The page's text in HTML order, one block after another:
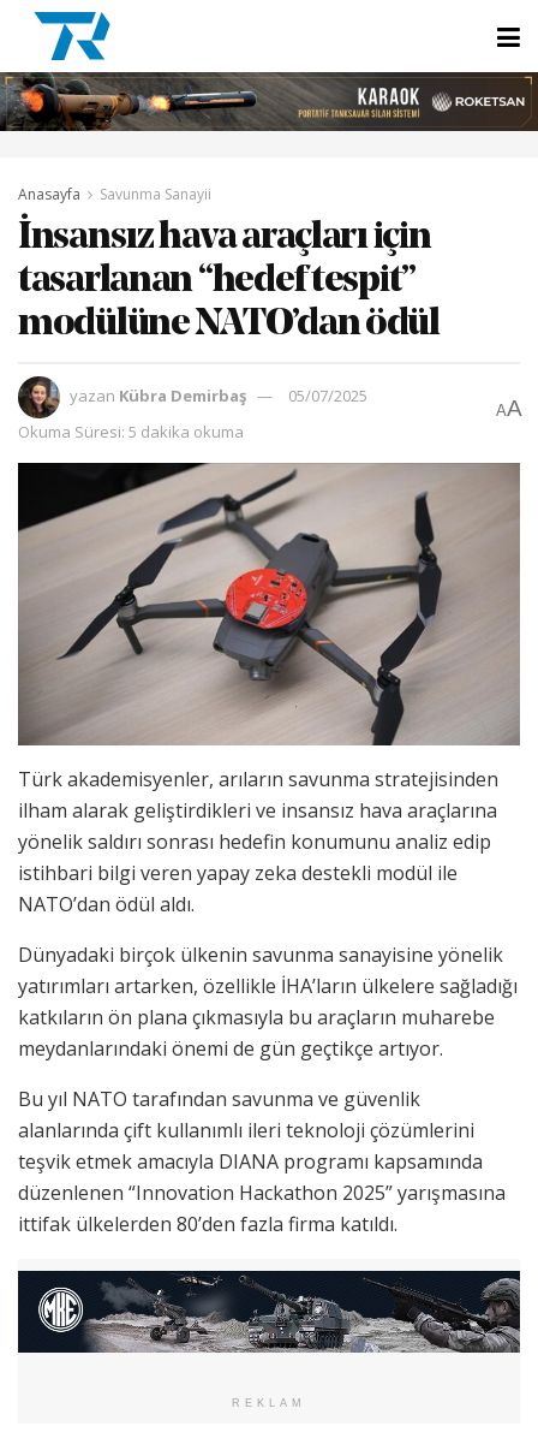
Anasayfa Savunma Sanayii
İnsansız hava araçları için
tasarlanan “hedef tespit”
modülüne NATO’dan ödül
yazan Kübra Demirbaş
05/07/2025
Okuma Süresi: 5 dakika okuma
AA
Türk akademisyenler, arıların savunma stratejisinden
ilham alarak geliştirdikleri ve insansız hava araçlarına
yönelik saldırı sonrası hedefin konumunu analiz edip
istihbari bilgi veren yapay zeka destekli modül ile
NATO’dan ödül aldı.
Dünyadaki birçok ülkenin savunma sanayisine yönelik
yatırımları artarken, özellikle İHA’ların ülkelere sağladığı
katkıların ön plana çıkmasıyla bu araçların muharebe
meydanlarındaki önemi de gün geçtikçe artıyor.
Bu yıl NATO tarafından savunma ve güvenlik
alanlarında çift kullanımlı ileri teknoloji çözümlerini
teşvik etmek amacıyla DIANA programı kapsamında
düzenlenen “Innovation Hackathon 2025” yarışmasına
ittifak ülkelerden 80’den fazla firma katıldı.
REKLAM